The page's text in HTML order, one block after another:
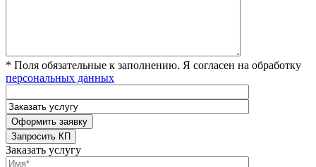
* Поля обязательные к заполнению. Я согласен на обработку
персональных данных
Заказать услугу